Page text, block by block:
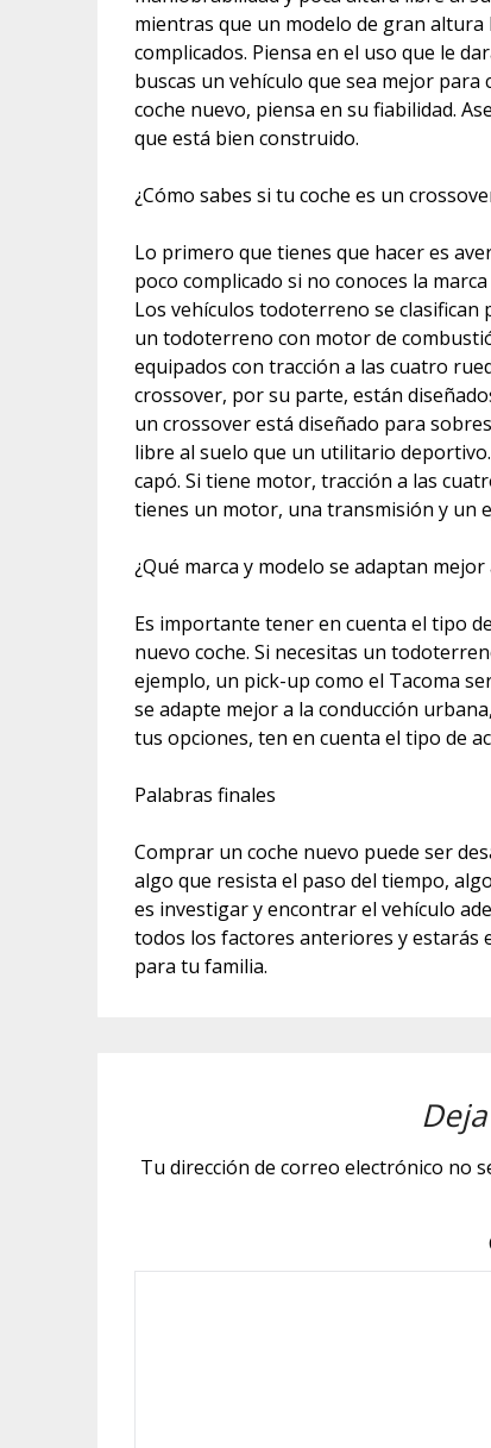
mientras que un modelo de gran
complicados. Piensa en el uso que le
buscas un vehículo que sea mejor
coche nuevo, piensa en su fiabilidad.
que está bien construido.
¿Cómo sabes si tu coche es un
Lo primero que tienes que hacer es
poco complicado si no conoces la
Los vehículos todoterreno se
un todoterreno con motor de
equipados con tracción a las cuatro
crossover, por su parte, están
un crossover está diseñado para
libre al suelo que un utilitario
capó. Si tiene motor, tracción a las
tienes un motor, una transmisión y un
¿Qué marca y modelo se adaptan
Es importante tener en cuenta el tipo
nuevo coche. Si necesitas un
ejemplo, un pick-up como el Tacoma
se adapte mejor a la conducción
tus opciones, ten en cuenta el tipo de
Palabras finales
Comprar un coche nuevo puede ser
algo que resista el paso del tiempo,
es investigar y encontrar el vehículo
todos los factores anteriores y estarás
para tu familia.
Tu dirección de correo electrónico no